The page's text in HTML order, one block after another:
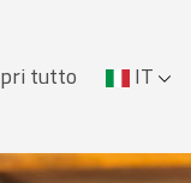
tutto IT